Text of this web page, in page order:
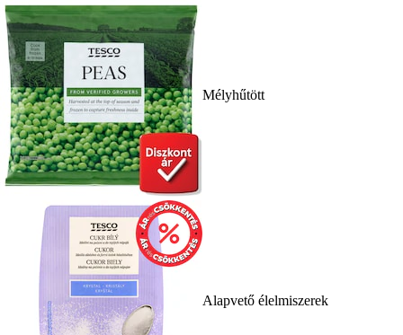
Mélyhűtött
Alapvető élelmiszerek